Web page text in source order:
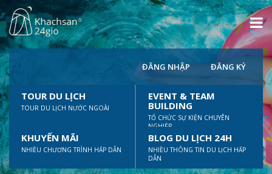
ĐĂNG NHẬP ĐĂNG KÝ
TOUR DU LỊCH
TOUR DU LỊCH NƯỚC NGOÀI
EVENT & TEAM
BUILDING
TỔ CHỨC SỰ KIỆN CHUYÊN
NGHIỆP
KHUYẾN MÃI
NHIỀU CHƯƠNG TRÌNH HẤP DẪN
BLOG DU LỊCH 24H
NHIỀU THÔNG TIN DU LỊCH HẤP
DẪN